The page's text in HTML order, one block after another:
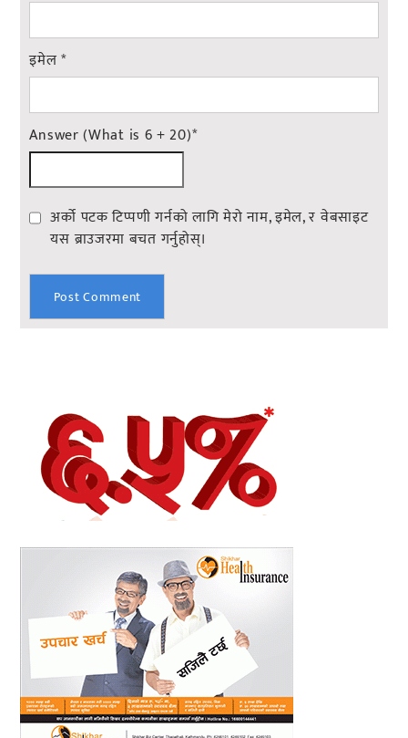
इमेल*
Answer (What is 6 + 20)*
अर्को पटक टिप्पणी गर्नको लागि मेरो नाम, इमेल, र वेबसाइट
यस ब्राउजरमा बचत गर्नुहोस्।